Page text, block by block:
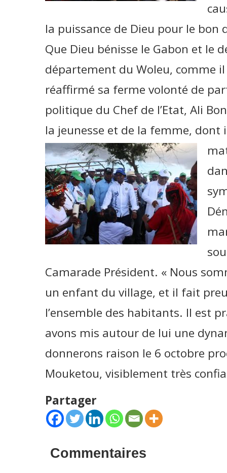
la puissance de Dieu pour le
Que Dieu bénisse le Gabon et le
département du Woleu, comme
réaffirmé sa ferme volonté de
politique du Chef de l’Etat, Ali
la jeunesse et de la femme, dont
Camarade Président. « Nous
un enfant du village, et il fait
l’ensemble des habitants. Il est
avons mis autour de lui une
donnerons raison le 6 octobre
Mouketou, visiblement très
Partager
Commentaires